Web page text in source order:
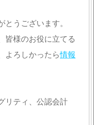
うございます。
皆様のお役に立てる
よろしかったら情報
リティ、公認会計